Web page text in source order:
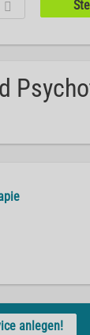
anlegen!